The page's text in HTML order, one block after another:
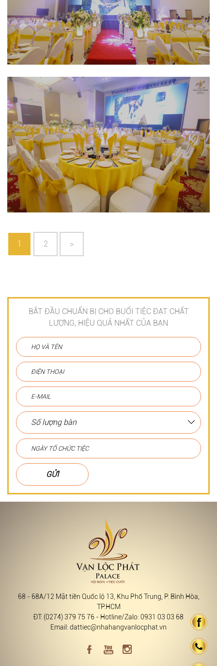
1 2 >
BẮT ĐẦU CHUẨN BỊ CHO BUỔI TIỆC ĐẠT CHẤT
LƯỢNG, HIỆU QUẢ NHẤT CỦA BẠN
GỬI
68 - 68A/12 Mặt tiền Quốc lộ 13, Khu Phố Trung, P. Bình Hòa,
TP.HCM
ĐT: (0274) 379 75 76 - Hotline/Zalo: 0931 03 03 68
Email: dattiec@nhahangvanlocphat.vn